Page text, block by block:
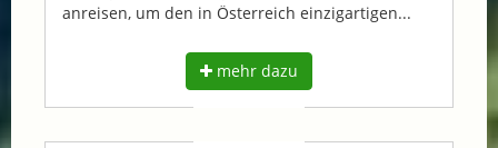
anreisen, um den in Österreich einzigartigen...
mehr dazu